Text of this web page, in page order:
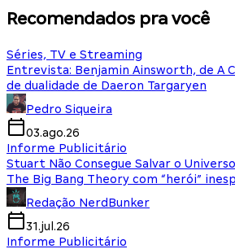
Recomendados pra você
Séries, TV e Streaming
Entrevista: Benjamin Ainsworth, de A
de dualidade de Daeron Targaryen
Pedro Siqueira
03.ago.26
Informe Publicitário
Stuart Não Consegue Salvar o
The Big Bang Theory com “herói”
Redação NerdBunker
31.jul.26
Informe Publicitário